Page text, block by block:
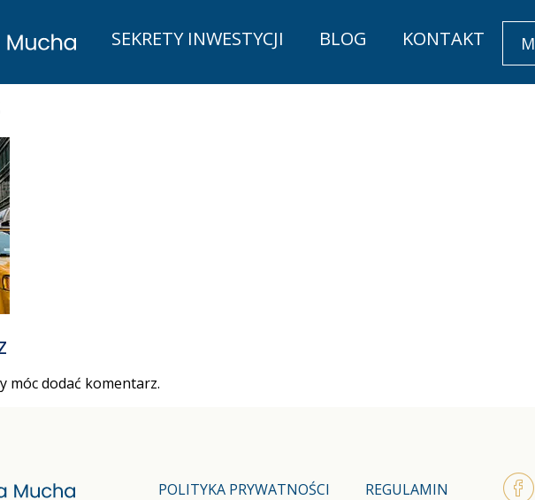
SEKRETY INWESTYCJI BLOG KONTAKT
móc dodać komentarz.
POLITYKA PRYWATNOŚCI REGULAMIN